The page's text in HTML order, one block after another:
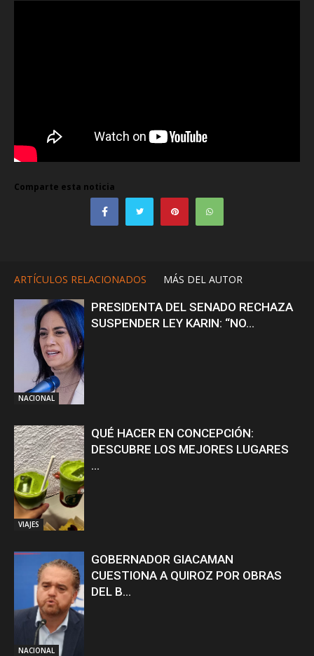
Comparte esta noticia
ARTÍCULOS RELACIONADOS MÁS DEL AUTOR
NACIONAL
PRESIDENTA DEL SENADO RECHAZA
SUSPENDER LEY KARIN: “NO...
VIAJES
QUÉ HACER EN CONCEPCIÓN:
DESCUBRE LOS MEJORES LUGARES
...
NACIONAL
GOBERNADOR GIACAMAN
CUESTIONA A QUIROZ POR OBRAS
DEL B...